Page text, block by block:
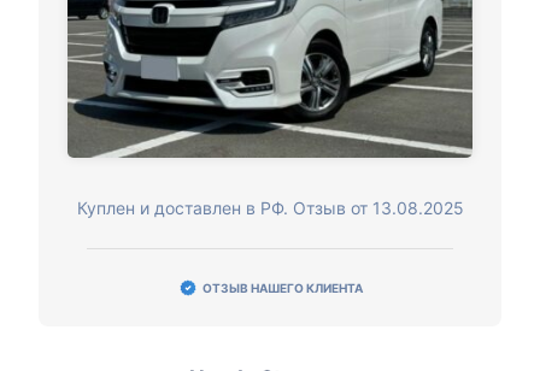
Куплен и доставлен в РФ. Отзыв от 13.08.2025
ОТЗЫВ НАШЕГО КЛИЕНТА